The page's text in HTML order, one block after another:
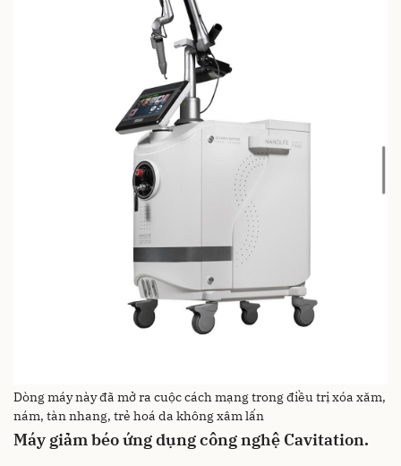
Dòng máy này đã mở ra cuộc cách mạng trong điều trị xóa xăm,
nám, tàn nhang, trẻ hoá da không xâm lấn
Máy giảm béo ứng dụng công nghệ Cavitation.